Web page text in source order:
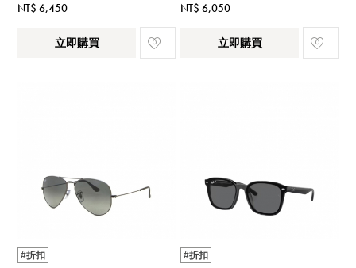
NT$ 6,450
立即購買
NT$ 6,050
立即購買
#折扣
#折扣